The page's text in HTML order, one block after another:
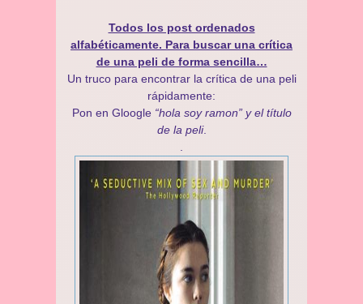
Todos los post ordenados
alfabéticamente. Para buscar una crítica
de una peli de forma sencilla…
Un truco para encontrar la crítica de una peli
rápidamente:
Pon en Gloogle “hola soy ramon” y el título
de la peli.